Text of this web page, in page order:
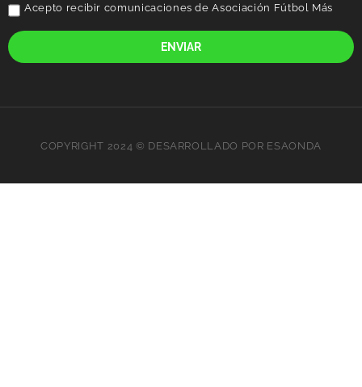
Acepto recibir comunicaciones de Asociación Fútbol Más
ENVIAR
COPYRIGHT 2024 © DESARROLLADO POR ESAONDA